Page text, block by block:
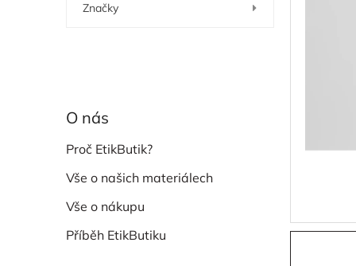
Značky
O nás
Proč EtikButik?
Vše o našich materiálech
Vše o nákupu
Příběh EtikButiku